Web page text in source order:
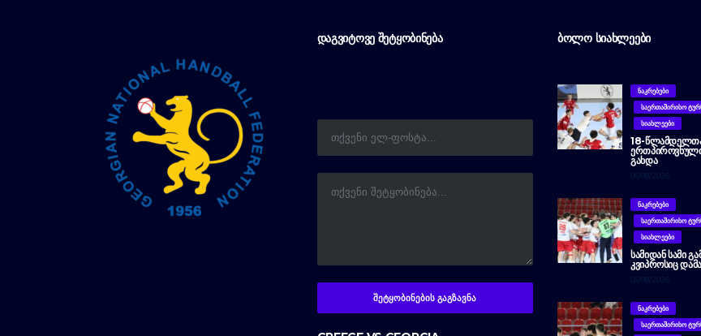
ᲓᲐᲒᲕᲘᲢᲝᲕᲔ ᲨᲔᲢᲧᲝᲑᲘᲜᲔᲑᲐ ᲑᲝᲚᲝ ᲡᲘᲐᲮᲚᲔᲔᲑᲘ
ᲜᲐᲙᲠᲔᲑᲔᲑᲘ
ᲡᲐᲔᲠᲗᲐᲨᲘᲠᲘᲡᲝ
ᲡᲘᲐᲮᲚᲔᲔᲑᲘ
18-ᲬᲚᲐᲛᲓᲔᲚᲗᲐ
ᲒᲐᲮᲓᲐ
06/08/2026
ᲜᲐᲙᲠᲔᲑᲔᲑᲘ
ᲡᲐᲔᲠᲗᲐᲨᲘᲠᲘᲡᲝ
ᲡᲘᲐᲮᲚᲔᲔᲑᲘ
ᲡᲐᲛᲘᲓᲐᲜ ᲡᲐᲛᲘ
ᲙᲕᲘᲞᲠᲝᲡᲘᲪ
05/08/2026
ᲜᲐᲙᲠᲔᲑᲔᲑᲘ
ᲡᲐᲔᲠᲗᲐᲨᲘᲠᲘᲡᲝ